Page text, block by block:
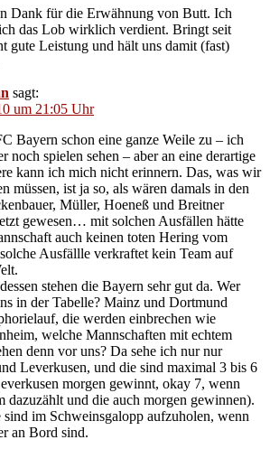
Dank für die Erwähnung von Butt. Ich
das Lob wirklich verdient. Bringt seit
gute Leistung und hält uns damit (fast)
sagt:
um 21:05 Uhr
Bayern schon eine ganze Weile zu – ich
noch spielen sehen – aber an eine derartige
kann ich mich nicht erinnern. Das, was wir
müssen, ist ja so, als wären damals in den
Müller, Hoeneß und Breitner
gewesen… mit solchen Ausfällen hätte
auch keinen toten Hering vom
Ausfällle verkraftet kein Team auf
stehen die Bayern sehr gut da. Wer
in der Tabelle? Mainz und Dortmund
die werden einbrechen wie
welche Mannschaften mit echtem
denn vor uns? Da sehe ich nur nur
Leverkusen, und die sind maximal 3 bis 6
morgen gewinnt, okay 7, wenn
dazuzählt und die auch morgen gewinnen).
sind im Schweinsgalopp aufzuholen, wenn
an Bord sind.